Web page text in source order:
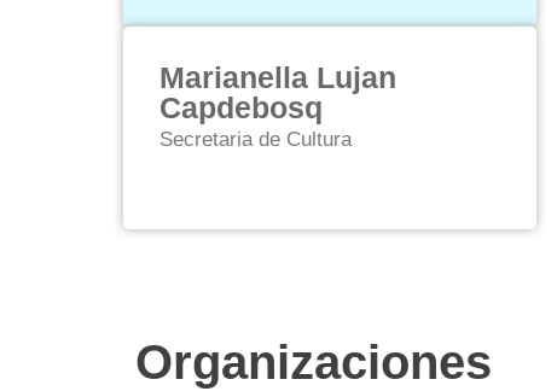
Marianella Lujan
Capdebosq
Secretaria de Cultura
Organizaciones